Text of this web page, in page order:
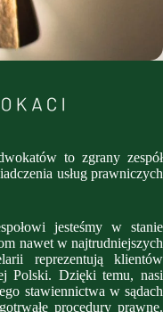
to zgrany zespół
usług prawniczych
jesteśmy w stanie
nawet w najtrudniejszych
reprezentują klientów
Polski. Dzięki temu, nasi
stawiennictwa w sądach
procedury prawne.